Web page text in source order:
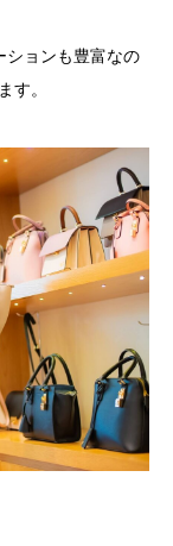
ションも豊富なの
す。